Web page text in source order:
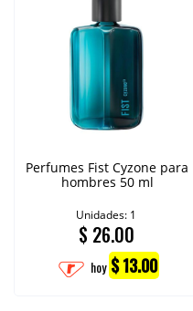
Perfumes Fist Cyzone para
hombres 50 ml
Unidades: 1
$ 26.00
hoy $ 13.00